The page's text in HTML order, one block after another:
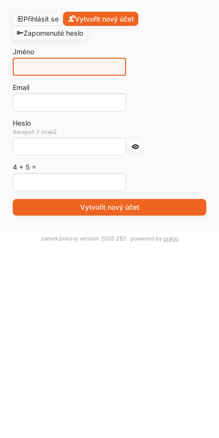
Přihlásit se
Vytvořit nový účet
Zapomenuté heslo
Jméno
Email
Heslo
Alespoň 7 znaků
4 + 5 =
Vytvořit nový účet
zamekzinkovy version 2026.282 · powered by prago